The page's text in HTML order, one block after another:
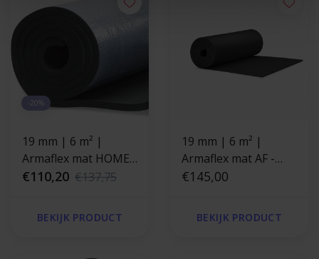
-20%
19 mm | 6 m² |
Armaflex mat HOME -
zelfklevend
€110,20 €137,75
BEKIJK PRODUCT
19 mm | 6 m² |
Armaflex mat AF -
Zonder kleeflaag
€145,00
BEKIJK PRODUCT